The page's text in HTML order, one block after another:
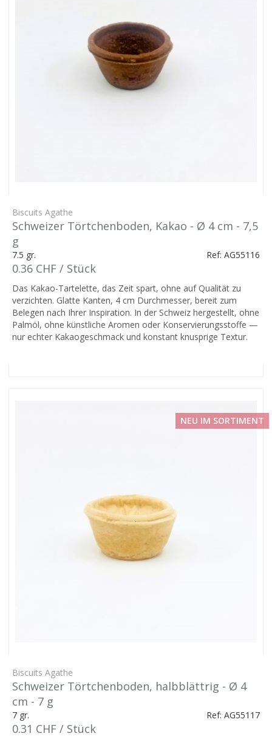
Biscuits Agathe
Schweizer Törtchenboden, Kakao - Ø 4 cm - 7,5
g
7.5 gr. Ref: AG55116
0.36 CHF / Stück
Das Kakao-Tartelette, das Zeit spart, ohne auf Qualität zu
verzichten. Glatte Kanten, 4 cm Durchmesser, bereit zum
Belegen nach Ihrer Inspiration. In der Schweiz hergestellt, ohne
Palmöl, ohne künstliche Aromen oder Konservierungsstoffe —
nur echter Kakaogeschmack und konstant knusprige Textur.
NEU IM SORTIMENT
Biscuits Agathe
Schweizer Törtchenboden, halbblättrig - Ø 4
cm - 7 g
7 gr. Ref: AG55117
0.31 CHF / Stück